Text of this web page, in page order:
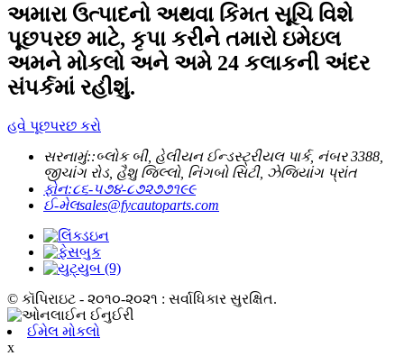
અમારા ઉત્પાદનો અથવા કિંમત સૂચિ વિશે
પૂછપરછ માટે, કૃપા કરીને તમારો ઇમેઇલ
અમને મોકલો અને અમે 24 કલાકની અંદર
સંપર્કમાં રહીશું.
હવે પૂછપરછ કરો
સરનામું::બ્લોક બી, હેલીયન ઈન્ડસ્ટ્રીયલ પાર્ક, નંબર 3388,
જીચાંગ રોડ, હૈશુ જિલ્લો, નિંગબો સિટી, ઝેજિયાંગ પ્રાંત
ફોન:૮૬-૫૭૪-૮૭૨૭૭૧૯૯
ઈ-મેલsales@fycautoparts.com
© કૉપિરાઇટ - ૨૦૧૦-૨૦૨૧ : સર્વાધિકાર સુરક્ષિત.
ઈમેલ મોકલો
x